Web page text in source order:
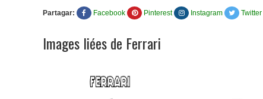
Partagar: Facebook Pinterest Instagram Twitter
Images liées de Ferrari